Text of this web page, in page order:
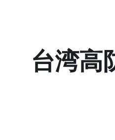
台湾高